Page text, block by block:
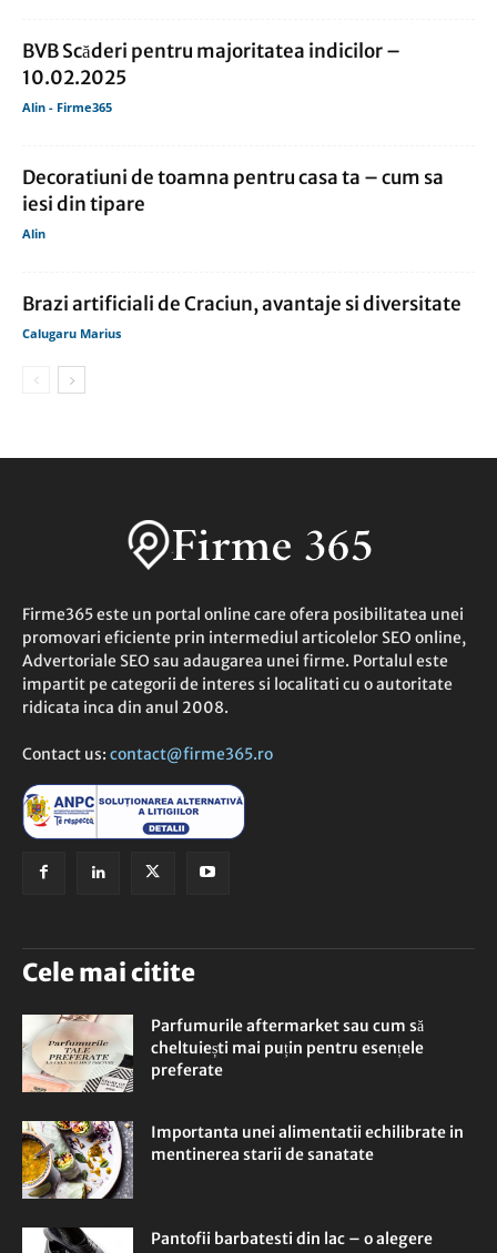
BVB Scăderi pentru majoritatea indicilor –
10.02.2025
Alin - Firme365
Decoratiuni de toamna pentru casa ta – cum sa
iesi din tipare
Alin
Brazi artificiali de Craciun, avantaje si diversitate
Calugaru Marius
Firme365 este un portal online care ofera posibilitatea unei
promovari eficiente prin intermediul articolelor SEO online,
Advertoriale SEO sau adaugarea unei firme. Portalul este
impartit pe categorii de interes si localitati cu o autoritate
ridicata inca din anul 2008.
Contact us: contact@firme365.ro
Cele mai citite
Parfumurile aftermarket sau cum să
cheltuiești mai puțin pentru esențele
preferate
Importanta unei alimentatii echilibrate in
mentinerea starii de sanatate
Pantofii barbatesti din lac – o alegere